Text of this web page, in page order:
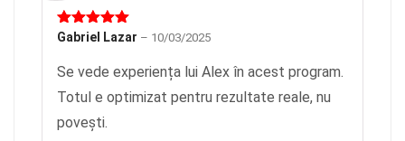
Evaluat la
Gabriel Lazar – 10/03/2025
Se vede experiența lui Alex în acest program.
Totul e optimizat pentru rezultate reale, nu
povești.